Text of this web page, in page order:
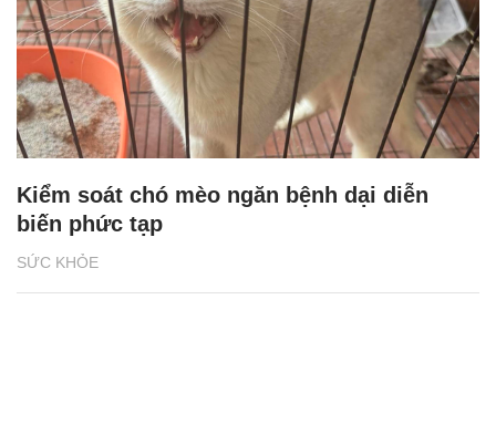
SỨC KHỎE
Kiểm soát chó mèo ngăn bệnh dại diễn
biến phức tạp